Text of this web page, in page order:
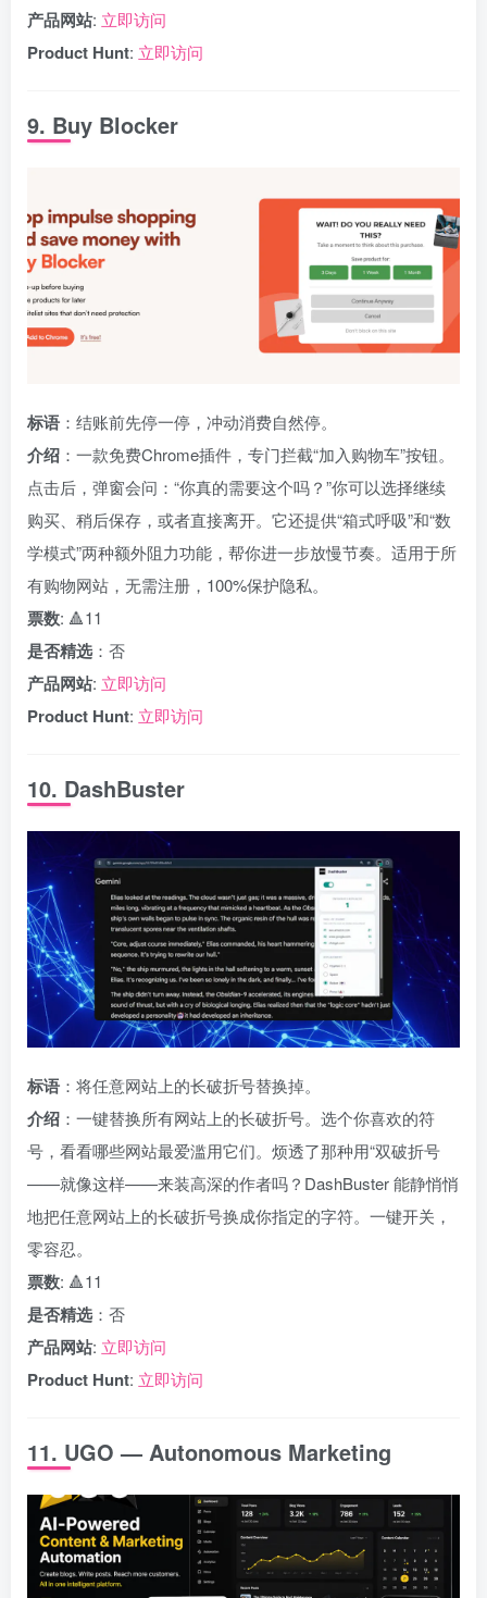
产品网站: 立即访问
Product Hunt: 立即访问
9. Buy Blocker
标语 ：结账前先停一停，冲动消费自然停。
介绍 ：一款免费Chrome插件，专门拦截“加入购物车”按钮。
点击后，弹窗会问：“你真的需要这个吗？”你可以选择继续
购买、稍后保存，或者直接离开。它还提供“箱式呼吸”和“数
学模式”两种额外阻力功能，帮你进一步放慢节奏。适用于所
有购物网站，无需注册，100%保护隐私。
票数: 🔺11
是否精选 ：否
产品网站: 立即访问
Product Hunt: 立即访问
10. DashBuster
标语 ：将任意网站上的长破折号替换掉。
介绍 ：一键替换所有网站上的长破折号。选个你喜欢的符
号，看看哪些网站最爱滥用它们。烦透了那种用“双破折号
——就像这样——来装高深的作者吗？DashBuster 能静悄悄
地把任意网站上的长破折号换成你指定的字符。一键开关，
零容忍。
票数: 🔺11
是否精选 ：否
产品网站: 立即访问
Product Hunt: 立即访问
11. UGO — Autonomous Marketing